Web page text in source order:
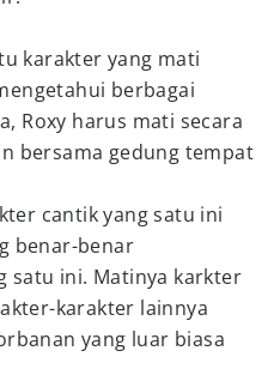
karakter yang mati
berbagai
Roxy harus mati secara
bersama gedung tempat
cantik yang satu ini
benar-benar
satu ini. Matinya karkter
karakter lainnya
yang luar biasa